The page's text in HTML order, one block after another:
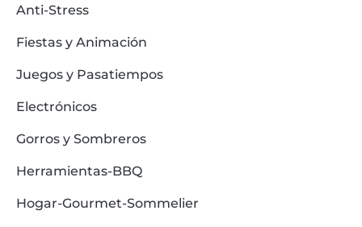
Anti-Stress
Fiestas y Animación
Juegos y Pasatiempos
Electrónicos
Gorros y Sombreros
Herramientas-BBQ
Hogar-Gourmet-Sommelier